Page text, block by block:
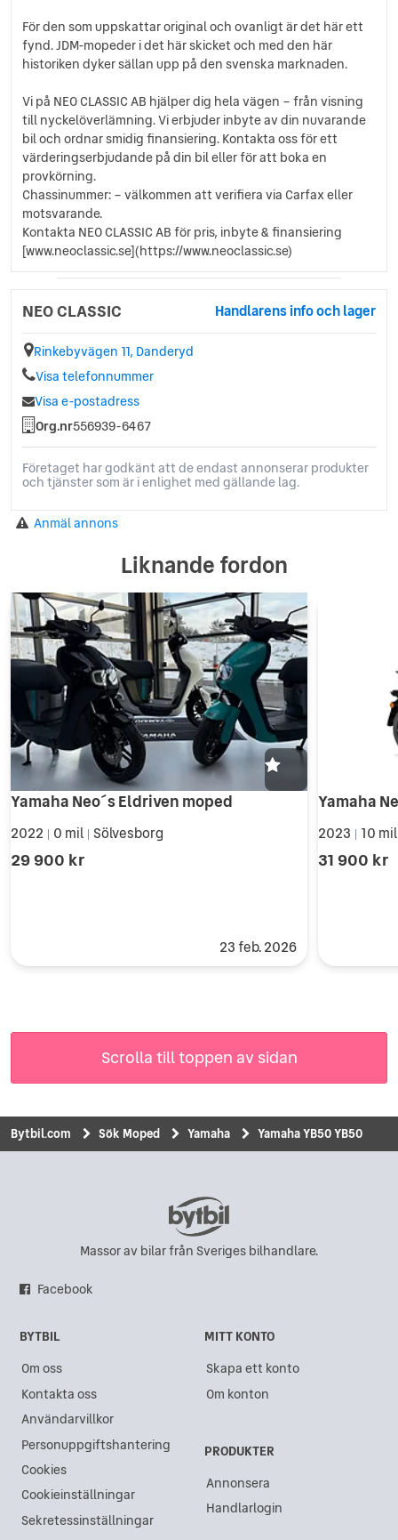
För den som uppskattar original och ovanligt är det här ett
fynd. JDM-mopeder i det här skicket och med den här
historiken dyker sällan upp på den svenska marknaden.
Vi på NEO CLASSIC AB hjälper dig hela vägen – från visning
till nyckelöverlämning. Vi erbjuder inbyte av din nuvarande
bil och ordnar smidig finansiering. Kontakta oss för ett
värderingserbjudande på din bil eller för att boka en
provkörning.
Chassinummer: – välkommen att verifiera via Carfax eller
motsvarande.
Kontakta NEO CLASSIC AB för pris, inbyte & finansiering
[www.neoclassic.se](https://www.neoclassic.se)
NEO CLASSIC Handlarens info och lager
Rinkebyvägen 11, Danderyd
Visa telefonnummer
Visa e-postadress
Org.nr556939-6467
Företaget har godkänt att de endast annonserar produkter
och tjänster som är i enlighet med gällande lag.
Anmäl annons
Liknande fordon
Yamaha Neo´s Eldriven moped
2022 0 mil Sölvesborg
29 900 kr
23 feb. 2026
Yamaha
2023 10
31 900 kr
Scrolla till toppen av sidan
Bytbil.com Sök Moped Yamaha Yamaha YB50 YB50
Massor av bilar från Sveriges bilhandlare.
Facebook
BYTBIL
Om oss
Kontakta oss
Användarvillkor
Personuppgiftshantering
Cookies
Cookieinställningar
Sekretessinställningar
MITT KONTO
Skapa ett konto
Om konton
PRODUKTER
Annonsera
Handlarlogin